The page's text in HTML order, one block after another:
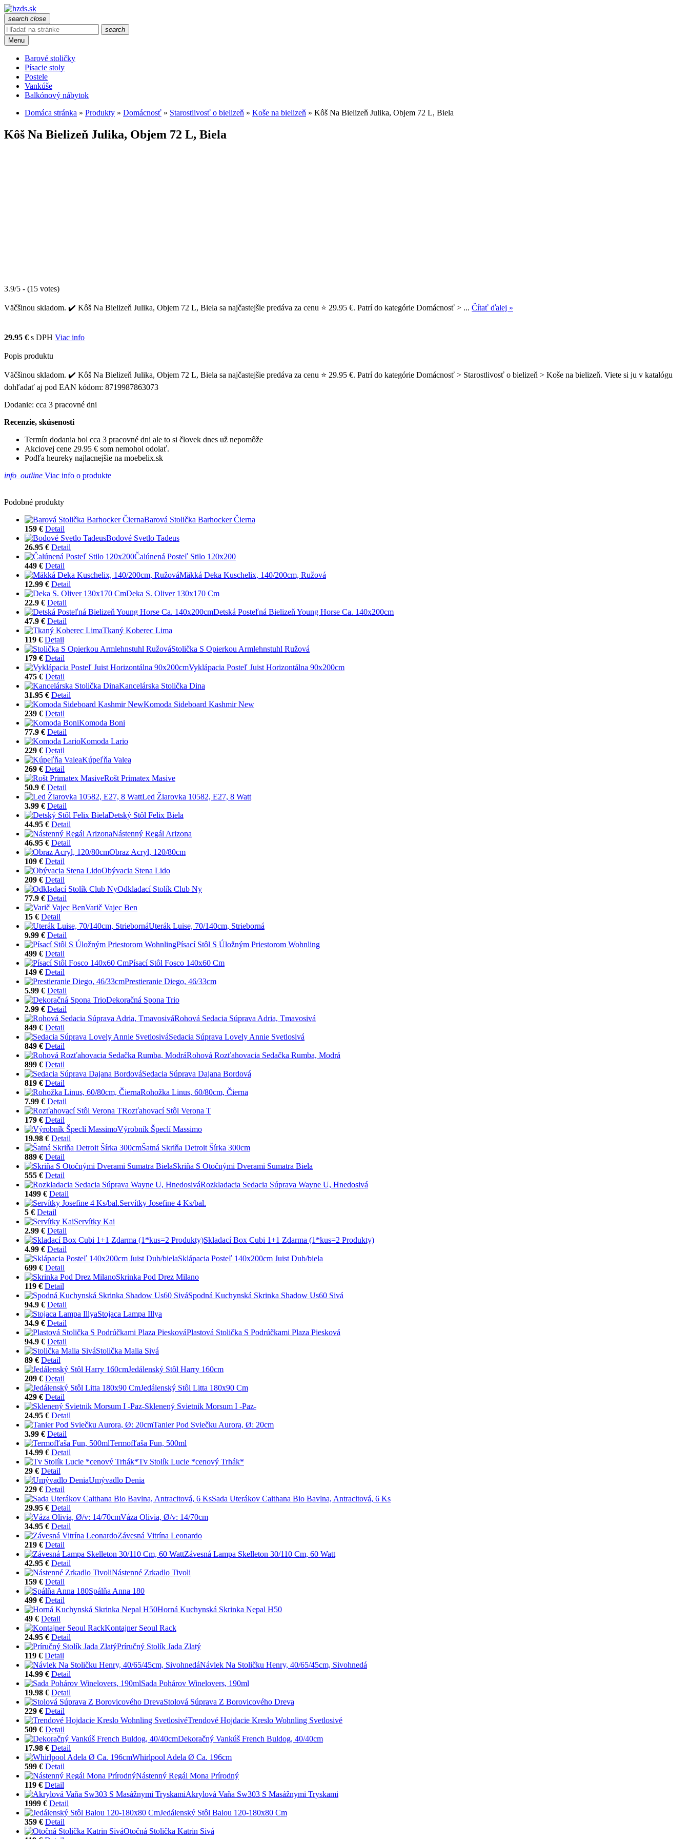
search close
search
Menu
Barové stoličky
Písacie stoly
Postele
Vankúše
Balkónový nábytok
Domáca stránka » Produkty » Domácnosť » Starostlivosť o bielizeň » Koše na bielizeň » Kôš Na Bielizeň Julika, Objem 72 L, Biela
Kôš Na Bielizeň Julika, Objem 72 L, Biela
3.9/5 - (15 votes)
Väčšinou skladom. ✔️ Kôš Na Bielizeň Julika, Objem 72 L, Biela sa najčastejšie predáva za cenu ⭐ 29.95 €. Patrí do kategórie Domácnosť > ... Čítať ďalej »
29.95 € s DPH Viac info
Popis produktu
Väčšinou skladom. ✔️ Kôš Na Bielizeň Julika, Objem 72 L, Biela sa najčastejšie predáva za cenu ⭐ 29.95 €. Patrí do kategórie Domácnosť > Starostlivosť o bielizeň > Koše na bielizeň. Viete si ju v katalógu
dohľadať aj pod EAN kódom: 8719987863073
Dodanie: cca 3 pracovné dni
Recenzie, skúsenosti
Termín dodania bol cca 3 pracovné dni ale to si človek dnes už nepomôže
Akciovej cene 29.95 € som nemohol odolať.
Podľa heureky najlacnejšie na moebelix.sk
info_outline Viac info o produkte
Podobné produkty
Barová Stolička Barhocker Čierna
159 € Detail
Bodové Svetlo Tadeus
26.95 € Detail
Čalúnená Posteľ Stilo 120x200
449 € Detail
Mäkká Deka Kuschelix, 140/200cm, Ružová
12.99 € Detail
Deka S. Oliver 130x170 Cm
22.9 € Detail
Detská Posteľná Bielizeň Young Horse Ca. 140x200cm
47.9 € Detail
Tkaný Koberec Lima
119 € Detail
Stolička S Opierkou Armlehnstuhl Ružová
179 € Detail
Vyklápacia Posteľ Juist Horizontálna 90x200cm
475 € Detail
Kancelárska Stolička Dina
31.95 € Detail
Komoda Sideboard Kashmir New
239 € Detail
Komoda Boni
77.9 € Detail
Komoda Lario
229 € Detail
Kúpeľňa Valea
269 € Detail
Rošt Primatex Masive
50.9 € Detail
Led Žiarovka 10582, E27, 8 Watt
3.99 € Detail
Detský Stôl Felix Biela
44.95 € Detail
Nástenný Regál Arizona
46.95 € Detail
Obraz Acryl, 120/80cm
109 € Detail
Obývacia Stena Lido
209 € Detail
Odkladací Stolík Club Ny
77.9 € Detail
Varič Vajec Ben
15 € Detail
Uterák Luise, 70/140cm, Strieborná
9.99 € Detail
Písací Stôl S Úložným Priestorom Wohnling
499 € Detail
Písací Stôl Fosco 140x60 Cm
149 € Detail
Prestieranie Diego, 46/33cm
5.99 € Detail
Dekoračná Spona Trio
2.99 € Detail
Rohová Sedacia Súprava Adria, Tmavosivá
849 € Detail
Sedacia Súprava Lovely Annie Svetlosivá
849 € Detail
Rohová Rozťahovacia Sedačka Rumba, Modrá
899 € Detail
Sedacia Súprava Dajana Bordová
819 € Detail
Rohožka Linus, 60/80cm, Čierna
7.99 € Detail
Rozťahovací Stôl Verona T
179 € Detail
Výrobník Špeclí Massimo
19.98 € Detail
Šatná Skriňa Detroit Šírka 300cm
889 € Detail
Skriňa S Otočnými Dverami Sumatra Biela
555 € Detail
Rozkladacia Sedacia Súprava Wayne U, Hnedosivá
1499 € Detail
Servítky Josefine 4 Ks/bal.
5 € Detail
Servítky Kai
2.99 € Detail
Skladací Box Cubi 1+1 Zdarma (1*kus=2 Produkty)
4.99 € Detail
Sklápacia Posteľ 140x200cm Juist Dub/biela
699 € Detail
Skrinka Pod Drez Milano
119 € Detail
Spodná Kuchynská Skrinka Shadow Us60 Sivá
94.9 € Detail
Stojaca Lampa Illya
34.9 € Detail
Plastová Stolička S Podrúčkami Plaza Piesková
94.9 € Detail
Stolička Malia Sivá
89 € Detail
Jedálenský Stôl Harry 160cm
209 € Detail
Jedálenský Stôl Litta 180x90 Cm
429 € Detail
Sklenený Svietnik Morsum I -Paz-
24.95 € Detail
Tanier Pod Sviečku Aurora, Ø: 20cm
3.99 € Detail
Termofľaša Fun, 500ml
14.99 € Detail
Tv Stolík Lucie *cenový Trhák*
29 € Detail
Umývadlo Denia
229 € Detail
Sada Uterákov Caithana Bio Bavlna, Antracitová, 6 Ks
29.95 € Detail
Váza Olivia, Ø/v: 14/70cm
34.95 € Detail
Závesná Vitrína Leonardo
219 € Detail
Závesná Lampa Skelleton 30/110 Cm, 60 Watt
42.95 € Detail
Nástenné Zrkadlo Tivoli
159 € Detail
Spálňa Anna 180
499 € Detail
Horná Kuchynská Skrinka Nepal H50
49 € Detail
Kontajner Seoul Rack
24.95 € Detail
Príručný Stolík Jada Zlatý
119 € Detail
Návlek Na Stoličku Henry, 40/65/45cm, Sivohnedá
14.99 € Detail
Sada Pohárov Winelovers, 190ml
19.98 € Detail
Stolová Súprava Z Borovicového Dreva
229 € Detail
Trendové Hojdacie Kreslo Wohnling Svetlosivé
509 € Detail
Dekoračný Vankúš French Buldog, 40/40cm
17.98 € Detail
Whirlpool Adela Ø Ca. 196cm
599 € Detail
Nástenný Regál Mona Prírodný
119 € Detail
Akrylová Vaňa Sw303 S Masážnymi Tryskami
1999 € Detail
Jedálenský Stôl Balou 120-180x80 Cm
359 € Detail
Otočná Stolička Katrin Sivá